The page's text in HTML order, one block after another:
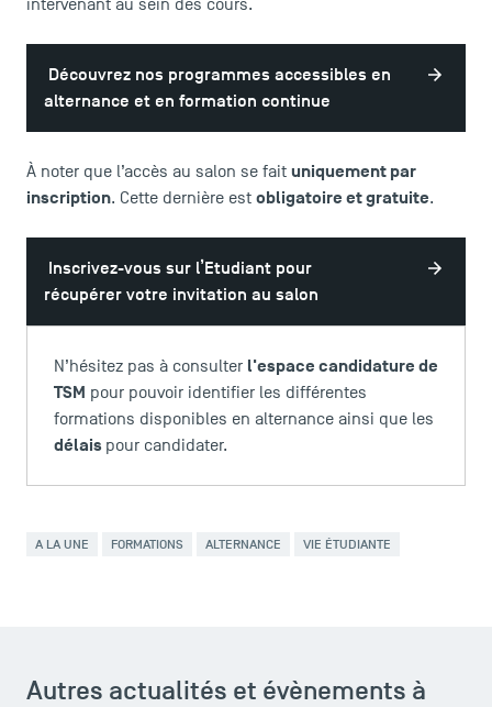
Agenda
intervenant au sein des cours.
Découvrez nos programmes accessibles en
alternance et en formation continue
À noter que l’accès au salon se fait uniquement par
inscription. Cette dernière est obligatoire et gratuite.
Inscrivez-vous sur l’Etudiant pour
récupérer votre invitation au salon
N’hésitez pas à consulter l'espace candidature de
TSM pour pouvoir identifier les différentes
formations disponibles en alternance ainsi que les
délais pour candidater.
A LA UNE FORMATIONS ALTERNANCE VIE ÉTUDIANTE
Autres actualités et évènements à